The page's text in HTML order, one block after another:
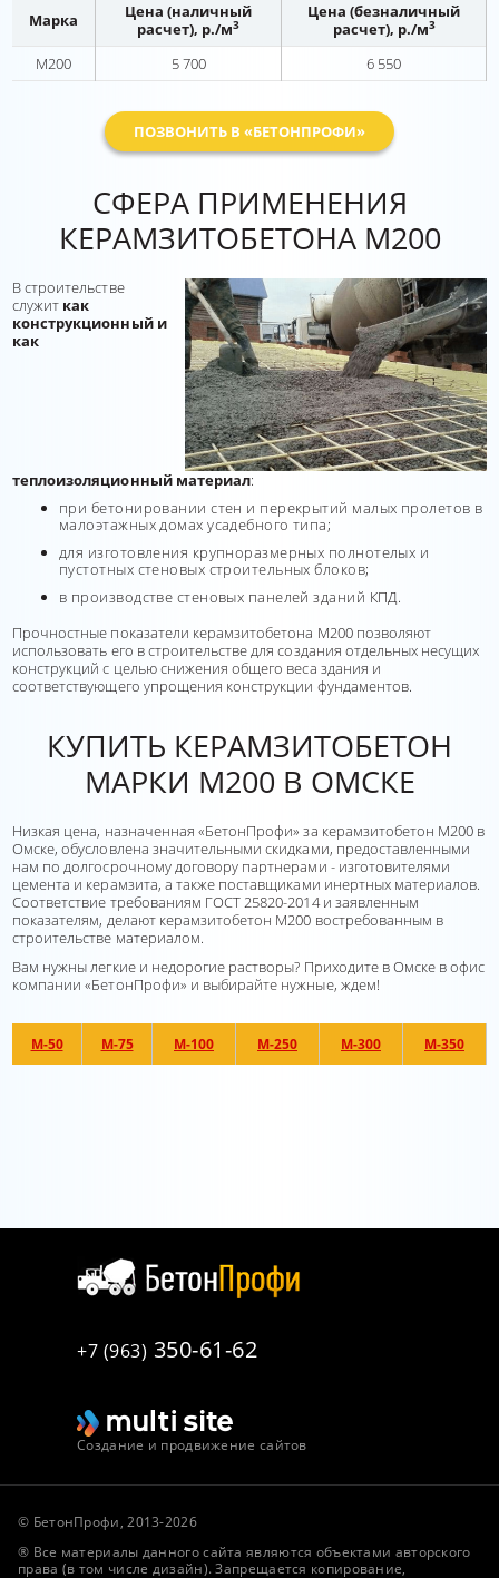
Марка
Цена (наличный
расчет), р./м3
Цена (безналичный
расчет), р./м3
М200 5 700 6 550
ПОЗВОНИТЬ В «БЕТОНПРОФИ»
СФЕРА ПРИМЕНЕНИЯ
КЕРАМЗИТОБЕТОНА М200
В строительстве
служит как
конструкционный и
как
теплоизоляционный материал:
при бетонировании стен и перекрытий малых пролетов в
малоэтажных домах усадебного типа;
для изготовления крупноразмерных полнотелых и
пустотных стеновых строительных блоков;
в производстве стеновых панелей зданий КПД.
Прочностные показатели керамзитобетона М200 позволяют
использовать его в строительстве для создания отдельных несущих
конструкций с целью снижения общего веса здания и
соответствующего упрощения конструкции фундаментов.
КУПИТЬ КЕРАМЗИТОБЕТОН
МАРКИ М200 В ОМСКЕ
Низкая цена, назначенная «БетонПрофи» за керамзитобетон М200 в
Омске, обусловлена значительными скидками, предоставленными
нам по долгосрочному договору партнерами - изготовителями
цемента и керамзита, а также поставщиками инертных материалов.
Соответствие требованиям ГОСТ 25820-2014 и заявленным
показателям, делают керамзитобетон М200 востребованным в
строительстве материалом.
Вам нужны легкие и недорогие растворы? Приходите в Омске в офис
компании «БетонПрофи» и выбирайте нужные, ждем!
М-50 М-75 М-100 М-250 М-300 М-350
+7 (963) 350-61-62
Создание и продвижение сайтов
© БетонПрофи, 2013-2026
® Все материалы данного сайта являются объектами авторского
права (в том числе дизайн). Запрещается копирование,